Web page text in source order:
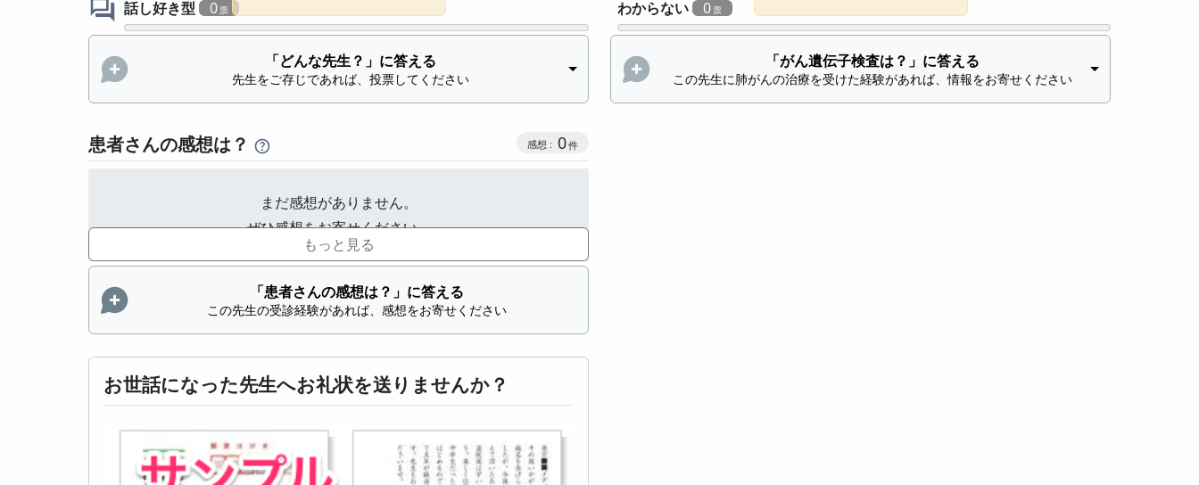
話し好き型
0
「どんな先生？」に答える
先生をご存じであれば、投票してください
わからない
0
「がん遺伝子検査は？」に答える
この先生に肺がんの治療を受けた経験があれば、情報をお寄せください
患者さんの感想は？ 感想投稿数
0
まだ感想がありません。
ぜひ感想をお寄せください。
もっと見る
「患者さんの感想は？」に答える
この先生の受診経験があれば、感想をお寄せください
お世話になった先生へお礼状を送りませんか？